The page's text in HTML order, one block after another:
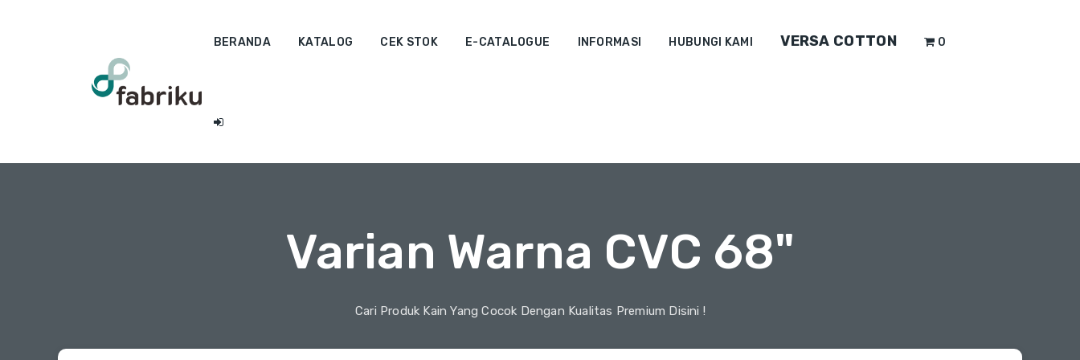
BERANDA KATALOG CEK STOK E-CATALOGUE INFORMASI HUBUNGI KAMI VERSA COTTON 0
Varian Warna CVC 68"
Cari Produk Kain Yang Cocok Dengan Kualitas Premium Disini !